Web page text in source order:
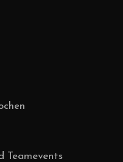
Teamevents